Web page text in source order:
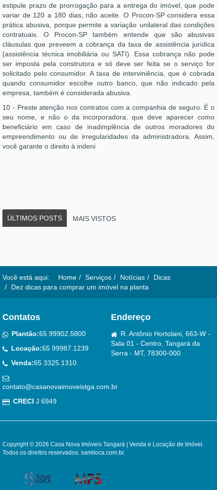
estipule prazo de prorrogação para a entrega do imóvel, que pode
variar de 120 a 180 dias, não aceite. O Procon-SP considera essa
prática abusiva, porque permite a variação unilateral das condições
contratuais. O Procon-SP também entende que são abusivas
cláusulas que preveem a cobrança da taxa de assistência jurídica
(assistência técnica imobiliária ou SATI). Essa cobrança não pode
ser imposta pela construtora e só deve ser feita se o serviço for
solicitado pelo consumidor. A taxa de interviniência, que é cobrada
quando consumidor escolhe outro banco, que não indicado pela
empresa, também é considerada abusiva.
10 - Preste atenção nos contratos com a companhia de seguro. É o
seu nome, e não o da incorporadora, que deve aparecer como
beneficiário em caso de inadimplência de outros moradores do
empreendimento ou de irregularidades da administradora. Assim,
você garante o direito à indeni
ÚLTIMOS POSTS MAIS VISTOS
Você está aqui: Home Serviços Notícias
Dicas
Dez dicas para comprar um imóvel na planta
Contatos
Plantão:65 99902.5800
Locação:65 99987.1239
Venda:65 3325.1310
contato@casanovaimoveistga.com.br
CRECI J 6949
Endereço
R. Antônio Hortolani, 663-W -
Sala 01 - Centro, Tangará da
Serra - MT, 78300-000
Copyright © 2026 Casa Nova Imóveis Tangará | Venda e Locação de Imóvel.
Todos os direitos reservados. samiloca.com.br.